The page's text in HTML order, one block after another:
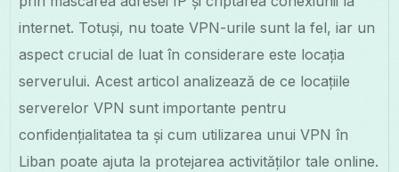
internet. Totuși, nu toate VPN-urile sunt la fel, iar un
aspect crucial de luat în considerare este locația
serverului. Acest articol analizează de ce locațiile
serverelor VPN sunt importante pentru
confidențialitatea ta și cum utilizarea unui VPN în
Liban poate ajuta la protejarea activităților tale online.